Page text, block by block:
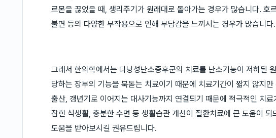
르몬을 끊었을 때, 생리주기가 원래대로 돌아가는 경우가 많습니다. 호
불면 등의 다양한 부작용으로 인해 부담감을 느끼시는 경우가 많습니다.
그래서 한의학에서는 다낭성난소증후군의 치료를 난소기능이 저하된
당하는 장부의 기능을 북돋는 치료이기 때문에 치료기간이 짧지 않지
출산, 갱년기로 이어지는 대사기능까지 연결되기 때문에 적극적인 치
잡힌 식생활, 충분한 수면 등 생활습관 개선이 질환치료에 큰 도움이 되
도움을 받아보시길 권유드립니다.